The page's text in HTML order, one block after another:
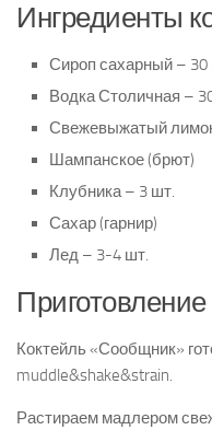
Ингредиенты
Сироп сахарный – 30
Водка Столичная –
Свежевыжатый
Шампанское (брют)
Клубника – 3 шт.
Сахар (гарнир)
Лед – 3-4 шт.
Коктейль «Сообщник»
muddle&shake&strain.
Растираем мадлером